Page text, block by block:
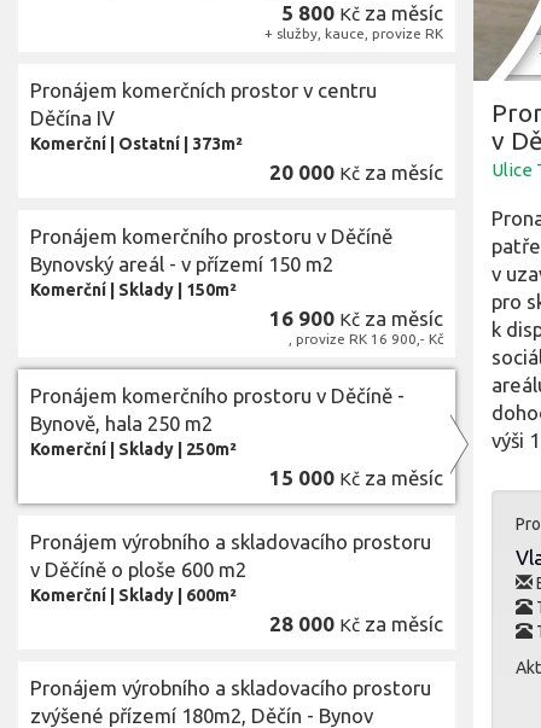
5 800 Kč za měsíc
+ služby, kauce, provize RK
Pronájem komerčních prostor v centru
Děčína IV
Komerční Ostatní 373m²
20 000 Kč za měsíc
Pronájem komerčního prostoru v Děčíně
Bynovský areál - v přízemí 150 m2
Komerční Sklady 150m²
16 900 Kč za měsíc
, provize RK 16 900,- Kč
Pronájem komerčního prostoru v Děčíně -
Bynově, hala 250 m2
Komerční Sklady 250m²
15 000 Kč za měsíc
Pronájem výrobního a skladovacího prostoru
v Děčíně o ploše 600 m2
Komerční Sklady 600m²
28 000 Kč za měsíc
Pronájem výrobního a skladovacího prostoru
zvýšené přízemí 180m2, Děčín - Bynov
v
Ulice
v
pro
k
výši